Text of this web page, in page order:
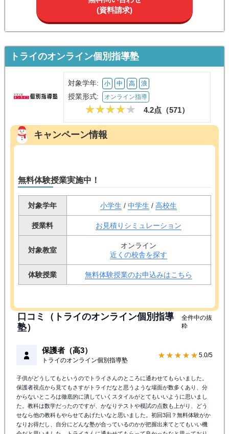
(資料請求)
トライのオンライン個別指導塾
対象学年: 小 中 高 浪
授業形式: オンライン指導
4.2点（571）
キャンペーン情報
無料体験授業実施中！
対象学年 小学生 / 中学生 / 高校生
授業料 お見積りシミュレーション
対象教室
オンライン
近くの校舎を探す
体験授業 無料体験授業のお申込みはこちら
口コミ（トライのオンライン個別指導
塾）
全件中の抜
粋
保護者（高3）
トライのオンライン個別指導塾
★★★★★ 5.0/5
子供がどうしてもというのでトライさんのところに通わせてもらいました。
保護者視点から見てもさすがトライだなと思うような場面が数多くあり、分
からないところは徹底的に潰していくスタイルがとてもいいように思いまし
た。教科は数学だったのですが、かなりテストや模試の点数も上がり、どう
せなら他の教科もやらせてあげたいなと思いました。初回3回？無料体験がか
なりお得だし、自分にどんな塾が合っているのかが把握出来てとてもいい機